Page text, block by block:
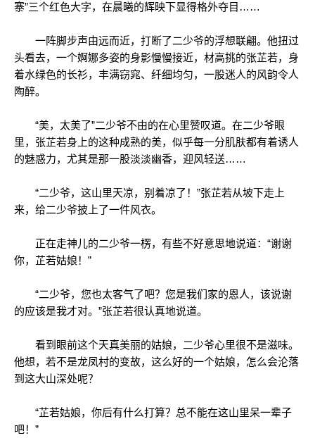
寨”三个红色大字，在晨曦的辉映下显得格外夺目……
一阵脚步声由远而近，打断了二少爷的浮想联翩。他扭过
头看去，一个婀娜多姿的身影慢慢接近，材高挑的张芷若，身
着水绿色的长衫，丰满窃窕、纤细均匀，一股迷人的风韵令人
陶醉。
“美，太美了”二少爷不由的在心里赞叹道。在二少爷眼
里，张芷若身上的这种成熟的美，似乎每一分肌肤都有着诱人
的魅惑力，尤其是那一股淡淡幽香，迎风轻送……
“二少爷，这山里天凉，别着凉了！”张芷若从坡下走上
来，给二少爷披上了一件风衣。
正在走神儿的二少爷一楞，有些不好意思地说道：“谢谢
你，芷若姑娘！”
“二少爷，您也太客气了吧？您是我们家的恩人，该说谢
的应该是我才对。”张芷若很认真地说道。
看到眼前这个天真美丽的姑娘，二少爷心里很不是滋味。
他想，若不是龙凤村的变故，这么好的一个姑娘，怎么会沦落
到这大山深处呢？
“芷若姑娘，你后有什么打算？总不能在这山里呆一辈子
吧！”